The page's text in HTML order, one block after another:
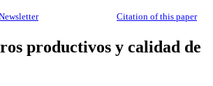
Citation of this paper
productivos y calidad de